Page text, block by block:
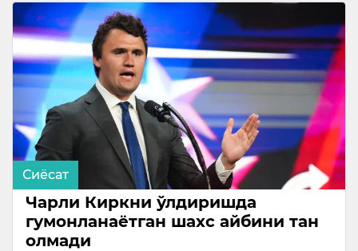
Сиёсат
Чарли Киркни ўлдиришда
гумонланаётган шахс айбини тан
олмади